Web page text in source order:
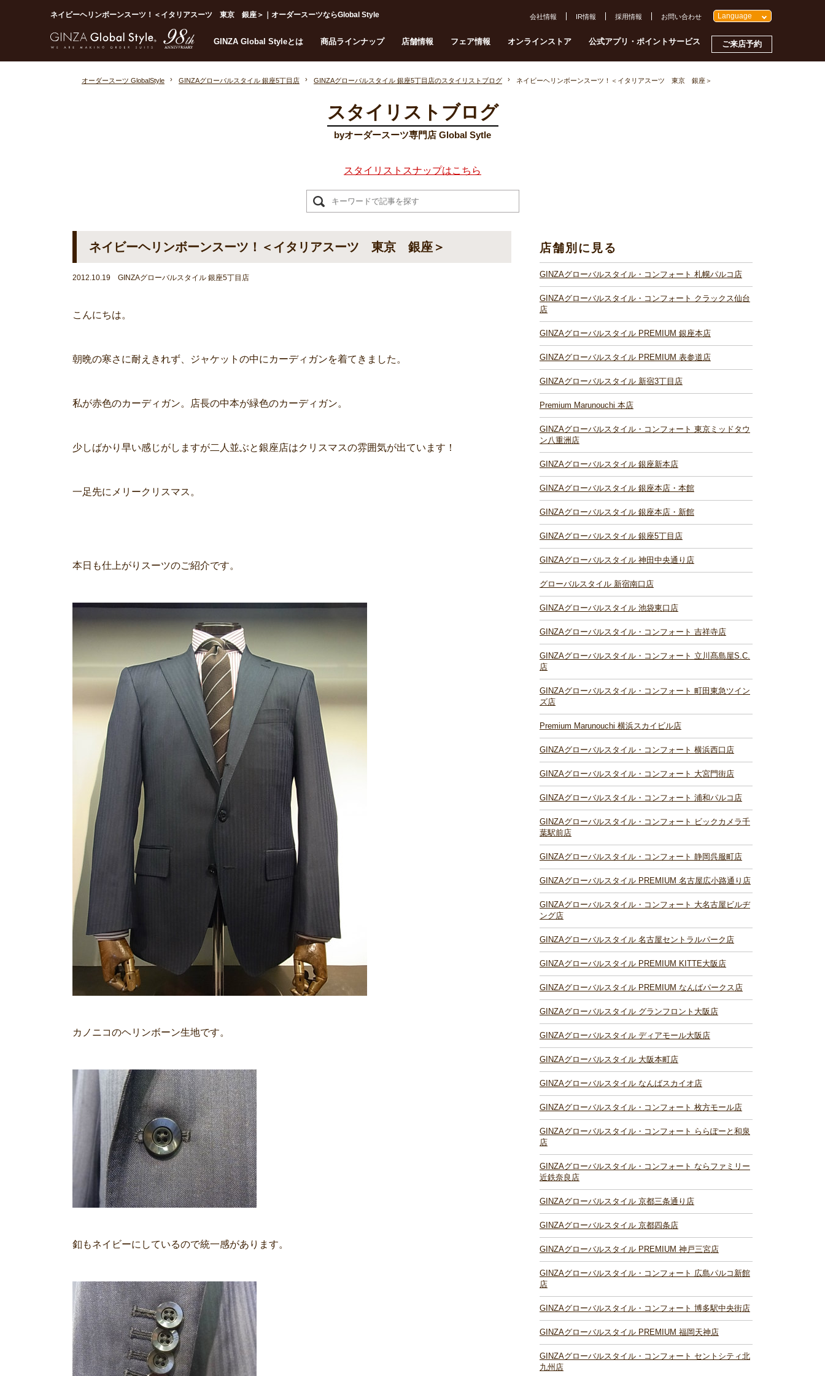
ネイビーヘリンボーンスーツ！＜イタリアスーツ 東京 銀座＞｜オーダースーツならGlobal Style
GINZA Global Styleとは 商品ラインナップ 店舗情報 フェア情報 オンラインストア 公式アプリ・ポイントサービス ご来店予約
会社情報 IR情報 採用情報 お問い合わせ Language
オーダースーツ GlobalStyle GINZAグローバルスタイル 銀座5丁目店 GINZAグローバルスタイル 銀座5丁目店のスタイリストブログ ネイビーヘリンボーンスーツ！＜イタリアスーツ 東京 銀座＞
スタイリストブログ
byオーダースーツ専門店 Global Sytle
スタイリストスナップはこちら
ネイビーヘリンボーンスーツ！＜イタリアスーツ 東京 銀座＞
2012.10.19 GINZAグローバルスタイル 銀座5丁目店
こんにちは。
朝晩の寒さに耐えきれず、ジャケットの中にカーディガンを着てきました。
私が赤色のカーディガン。店長の中本が緑色のカーディガン。
少しばかり早い感じがしますが二人並ぶと銀座店はクリスマスの雰囲気が出ています！
一足先にメリークリスマス。
本日も仕上がりスーツのご紹介です。
カノニコのヘリンボーン生地です。
釦もネイビーにしているので統一感があります。
店舗別に見る
GINZAグローバルスタイル・コンフォート 札幌パルコ店
GINZAグローバルスタイル・コンフォート クラックス仙台
店
GINZAグローバルスタイル PREMIUM 銀座本店
GINZAグローバルスタイル PREMIUM 表参道店
GINZAグローバルスタイル 新宿3丁目店
Premium Marunouchi 本店
GINZAグローバルスタイル・コンフォート 東京ミッドタウ
ン八重洲店
GINZAグローバルスタイル 銀座新本店
GINZAグローバルスタイル 銀座本店・本館
GINZAグローバルスタイル 銀座本店・新館
GINZAグローバルスタイル 銀座5丁目店
GINZAグローバルスタイル 神田中央通り店
グローバルスタイル 新宿南口店
GINZAグローバルスタイル 池袋東口店
GINZAグローバルスタイル・コンフォート 吉祥寺店
GINZAグローバルスタイル・コンフォート 立川髙島屋S.C.
店
GINZAグローバルスタイル・コンフォート 町田東急ツイン
ズ店
Premium Marunouchi 横浜スカイビル店
GINZAグローバルスタイル・コンフォート 横浜西口店
GINZAグローバルスタイル・コンフォート 大宮門街店
GINZAグローバルスタイル・コンフォート 浦和パルコ店
GINZAグローバルスタイル・コンフォート ビックカメラ千
葉駅前店
GINZAグローバルスタイル・コンフォート 静岡呉服町店
GINZAグローバルスタイル PREMIUM 名古屋広小路通り店
GINZAグローバルスタイル・コンフォート 大名古屋ビルヂ
ング店
GINZAグローバルスタイル 名古屋セントラルパーク店
GINZAグローバルスタイル PREMIUM KITTE大阪店
GINZAグローバルスタイル PREMIUM なんばパークス店
GINZAグローバルスタイル グランフロント大阪店
GINZAグローバルスタイル ディアモール大阪店
GINZAグローバルスタイル 大阪本町店
GINZAグローバルスタイル なんばスカイオ店
GINZAグローバルスタイル・コンフォート 枚方モール店
GINZAグローバルスタイル・コンフォート ららぽーと和泉
店
GINZAグローバルスタイル・コンフォート ならファミリー
近鉄奈良店
GINZAグローバルスタイル 京都三条通り店
GINZAグローバルスタイル 京都四条店
GINZAグローバルスタイル PREMIUM 神戸三宮店
GINZAグローバルスタイル・コンフォート 広島パルコ新館
店
GINZAグローバルスタイル・コンフォート 博多駅中央街店
GINZAグローバルスタイル PREMIUM 福岡天神店
GINZAグローバルスタイル・コンフォート セントシティ北
九州店